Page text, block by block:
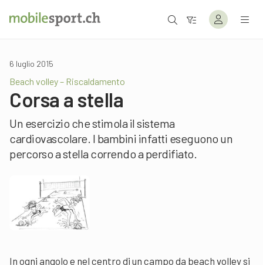
6 luglio 2015
Beach volley – Riscaldamento
Corsa a stella
Un esercizio che stimola il sistema
cardiovascolare. I bambini infatti eseguono un
percorso a stella correndo a perdifiato.
In ogni angolo e nel centro di un campo da beach volley si